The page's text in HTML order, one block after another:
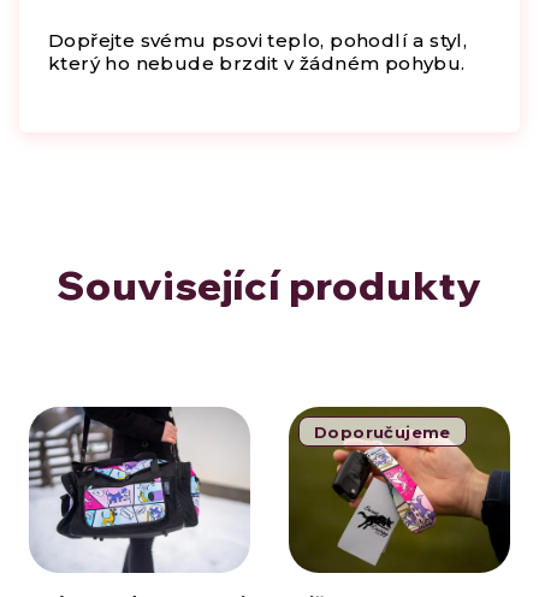
Dopřejte svému psovi teplo, pohodlí a styl,
který ho nebude brzdit v žádném pohybu.
Související produkty
Doporučujeme